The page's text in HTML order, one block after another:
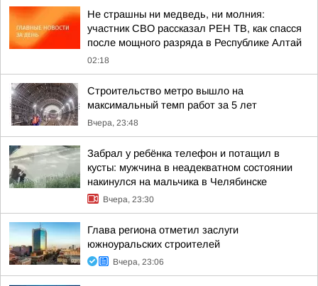
Не страшны ни медведь, ни молния:
участник СВО рассказал РЕН ТВ, как спасся
после мощного разряда в Республике Алтай
02:18
Строительство метро вышло на
максимальный темп работ за 5 лет
Вчера, 23:48
Забрал у ребёнка телефон и потащил в
кусты: мужчина в неадекватном состоянии
накинулся на мальчика в Челябинске
Вчера, 23:30
Глава региона отметил заслуги
южноуральских строителей
Вчера, 23:06